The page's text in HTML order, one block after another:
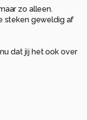
zo alleen.
steken geweldig af
dat jij het ook over